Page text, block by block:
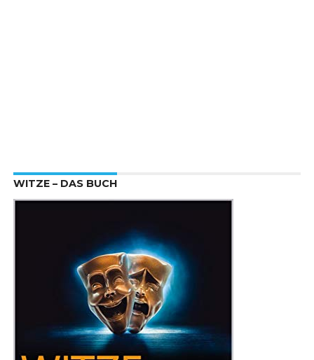
WITZE – DAS BUCH